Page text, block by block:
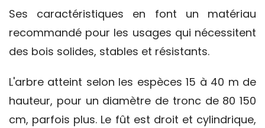
Ses caractéristiques en font un matériau
recommandé pour les usages qui nécessitent
des bois solides, stables et résistants.
L'arbre atteint selon les espèces 15 à 40 m de
hauteur, pour un diamètre de tronc de 80 150
cm, parfois plus. Le fût est droit et cylindrique,